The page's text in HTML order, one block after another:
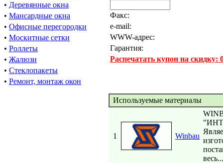
• Деревянные окна
• Мансардные окна
• Офисные перегородки
• Москитные сетки
• Роллеты
• Жалюзи
• Стеклопакеты
• Ремонт, монтаж окон
Факс:
e-mail:
WWW-адрес:
Гарантия:
Распечатать купон на скидку:
Используемые материалы
1 Winbau
весь...